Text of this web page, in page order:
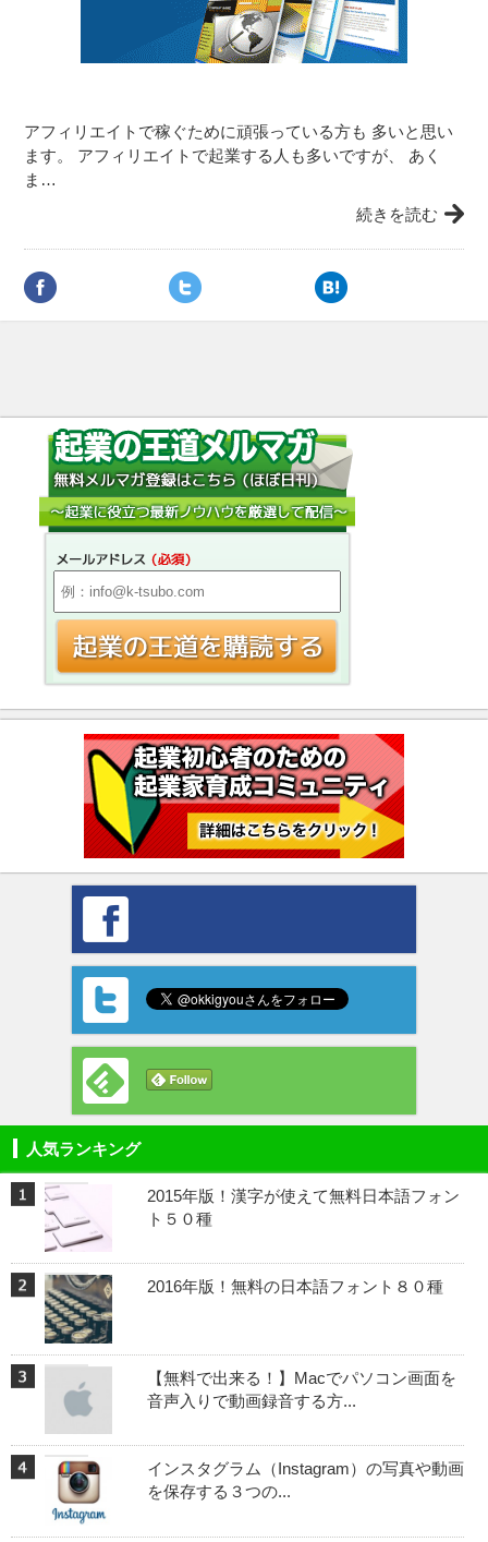
アフィリエイトで稼ぐために頑張っている方も 多いと思い
ます。 アフィリエイトで起業する人も多いですが、 あく
ま…
続きを読む
人気ランキング
2015年版！漢字が使えて無料日本語フォン
ト５０種
2016年版！無料の日本語フォント８０種
【無料で出来る！】Macでパソコン画面を
音声入りで動画録音する方...
インスタグラム（Instagram）の写真や動画
を保存する３つの...